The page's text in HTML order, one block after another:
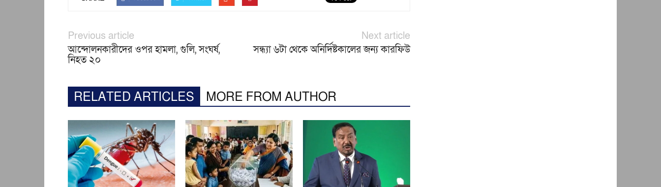
Previous article
আন্দোলনকারীদের ওপর হামলা, গুলি, সংঘর্ষ,
নিহত ২০
Next article
সন্ধ্যা ৬টা থেকে অনির্দিষ্টকালের জন্য কারফিউ
RELATED ARTICLES MORE FROM AUTHOR